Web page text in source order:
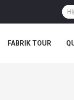
FABRIK TOUR